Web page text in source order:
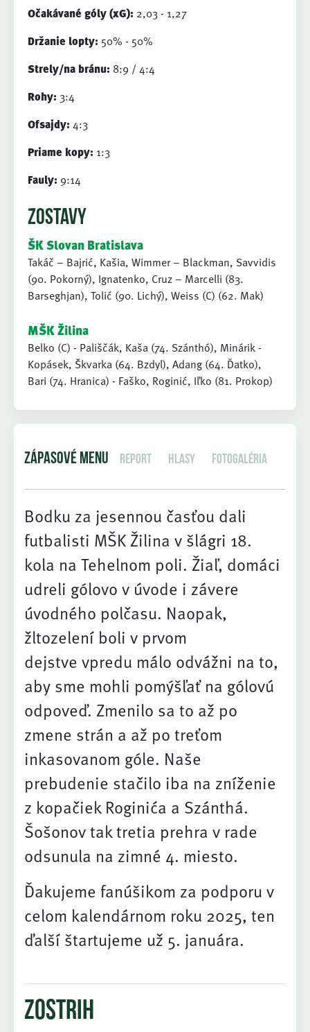
Očakávané góly (xG): 2,03 - 1,27
Držanie lopty: 50% - 50%
Strely/na bránu: 8:9 / 4:4
Rohy: 3:4
Ofsajdy: 4:3
Priame kopy: 1:3
Fauly: 9:14
ZOSTAVY
ŠK Slovan Bratislava
Takáč – Bajrić, Kašia, Wimmer – Blackman, Savvidis
(90. Pokorný), Ignatenko, Cruz – Marcelli (83.
Barseghjan), Tolić (90. Lichý), Weiss (C) (62. Mak)
MŠK Žilina
Belko (C) - Pališčák, Kaša (74. Szánthó), Minárik -
Kopásek, Škvarka (64. Bzdyl), Adang (64. Ďatko),
Bari (74. Hranica) - Faško, Roginić, Iľko (81. Prokop)
ZÁPASOVÉ MENU Report Hlasy Fotogaléria
Bodku za jesennou časťou dali
futbalisti MŠK Žilina v šlágri 18.
kola na Tehelnom poli. Žiaľ, domáci
udreli gólovo v úvode i závere
úvodného polčasu. Naopak,
žltozelení boli v prvom
dejstve vpredu málo odvážni na to,
aby sme mohli pomýšľať na gólovú
odpoveď. Zmenilo sa to až po
zmene strán a až po treťom
inkasovanom góle. Naše
prebudenie stačilo iba na zníženie
z kopačiek Roginića a Szánthá.
Šošonov tak tretia prehra v rade
odsunula na zimné 4. miesto.
Ďakujeme fanúšikom za podporu v
celom kalendárnom roku 2025, ten
ďalší štartujeme už 5. januára.
Zostrih